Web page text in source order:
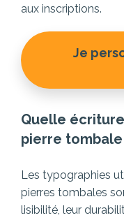
aux inscriptions.
Je
Quelle
pierre tombale
Les typographies
pierres tombales
lisibilité, leur